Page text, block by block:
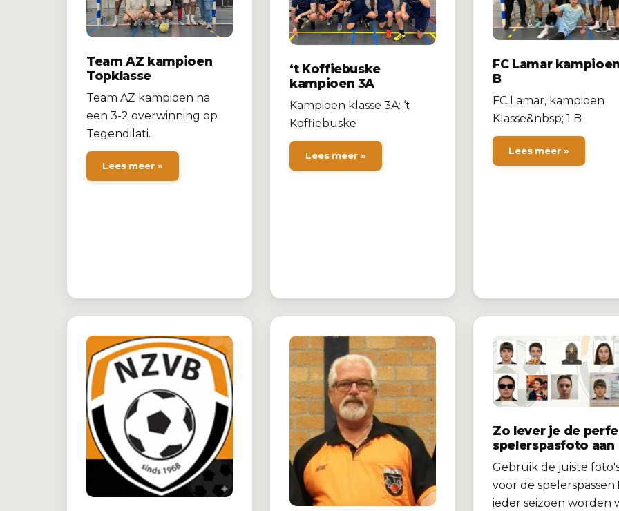
Team AZ kampioen
Topklasse
Team AZ kampioen na
een 3-2 overwinning op
Tegendilati.
Lees meer »
‘t Koffiebuske
kampioen 3A
Kampioen klasse 3A: ‘t
Koffiebuske
Lees meer »
FC Lamar
B
FC Lamar, kampioen
Klasse&nbsp; 1 B
Lees meer »
Zo lever je de
spelerspasfoto aan
Gebruik de juiste
voor de
ieder seizoen worden